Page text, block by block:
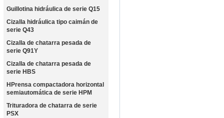
Guillotina hidráulica de serie Q15
Cizalla hidráulica tipo caimán de
serie Q43
Cizalla de chatarra pesada de
serie Q91Y
Cizalla de chatarra pesada de
serie HBS
HPrensa compactadora horizontal
semiautomática de serie HPM
Trituradora de chatarra de serie
PSX